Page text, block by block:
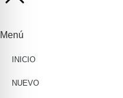
Menú
INICIO
NUEVO